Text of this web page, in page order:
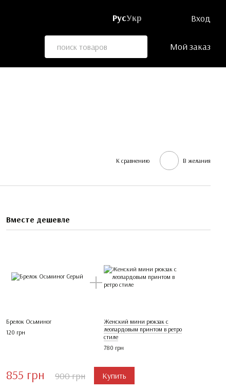
РусУкр Вход
Мой заказ
К сравнению В желания
Вместе дешевле
Брелок Осьминог
120 грн
Женский мини рюкзак с
леопардовым принтом в ретро
стиле
780 грн
855 грн 900 грн Купить